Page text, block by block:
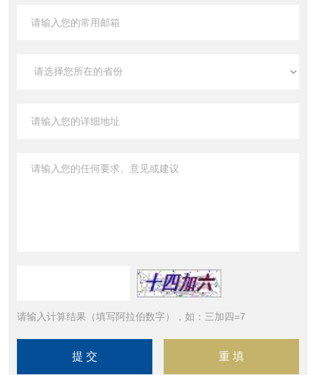
请输入计算结果（填写阿拉伯数字），如：三加四=7